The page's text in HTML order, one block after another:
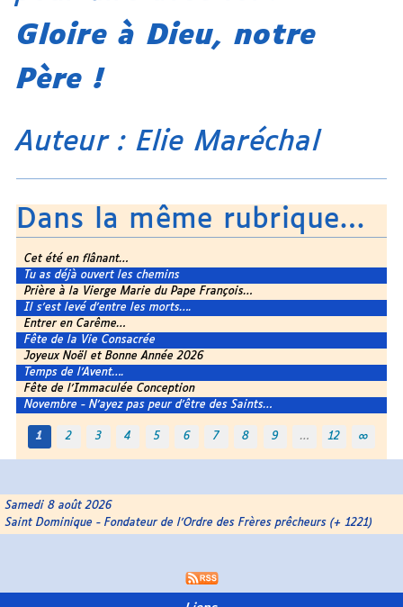
Gloire à Dieu, notre
Père !
Auteur : Elie Maréchal
Dans la même rubrique…
Cet été en flânant…
Tu as déjà ouvert les chemins
Prière à la Vierge Marie du Pape François…
Il s’est levé d’entre les morts….
Entrer en Carême…
Fête de la Vie Consacrée
Joyeux Noël et Bonne Année 2026
Temps de l’Avent….
Fête de l’Immaculée Conception
Novembre - N’ayez pas peur d’être des Saints…
1 2 3 4 5 6 7 8 9 … 12 ∞
Samedi 8 août 2026
Saint Dominique - Fondateur de l’Ordre des Frères prêcheurs (+ 1221)